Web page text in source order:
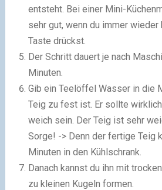
entsteht. Bei einer Mini-
sehr gut, wenn du immer
Taste drückst.
Der Schritt dauert je nach
Minuten.
Gib ein Teelöffel Wasser in die
Teig zu fest ist. Er sollte
weich sein. Der Teig ist sehr
Sorge! -> Denn der fertige Teig
Minuten in den Kühlschrank.
Danach kannst du ihn mit
zu kleinen Kugeln formen.